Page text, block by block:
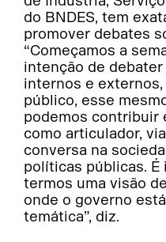
do BNDES, tem
promover debates
“Começamos a
intenção de
internos e
público, esse
podemos contribuir
como articulador,
conversa na
políticas públicas.
termos uma visão
onde o governo
temática”, diz.